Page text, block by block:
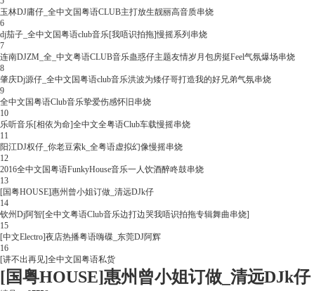
玉林DJ庸仔_全中文国粤语CLUB主打放生靓丽高音质串烧
6
dj茄子_全中文国粤语club音乐[我唔识拍拖]慢摇系列串烧
7
连南DJZM_全_中文粤语CLUB音乐蛊惑仔主题友情岁月包房挺Feel气氛爆场串烧
8
肇庆Dj源仔_全中文国粤语club音乐洪波为矮仔哥打造我的好兄弟气氛串烧
9
全中文国粤语Club音乐挚爱伤感怀旧串烧
10
乐听音乐[相依为命]全中文全粤语Club车载慢摇串烧
11
阳江DJ权仔_你老豆索k_全粤语虚拟幻像慢摇串烧
12
2016全中文国粤语FunkyHouse音乐一人饮酒醉咚鼓串烧
13
[国粤HOUSE]惠州曾小姐订做_清远DJk仔
14
钦州Dj阿智[全中文粤语Club音乐边打边哭我唔识拍拖专辑舞曲串烧]
15
[中文Electro]夜店热播粤语嗨碟_东莞DJ阿辉
16
[讲不出再见]全中文国粤语私货
[国粤HOUSE]惠州曾小姐订做_清远DJk仔